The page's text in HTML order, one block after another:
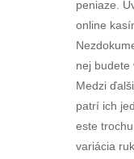
peniaze.
online
nej budete
Medzi
patrí ich
este
variácia